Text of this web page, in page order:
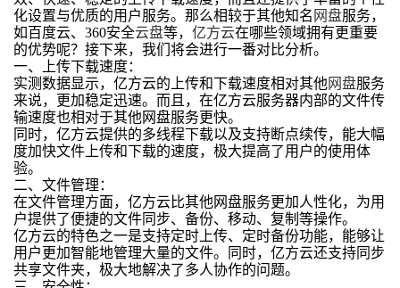
化设置与优质的用户服务。那么相较于其他知名 网盘服务，
如百度云、360安全云盘等， 亿方云在哪些领域拥有更重要
的优势呢？接下来，我们将会进行一番对比分析。
一、上传下载速度：
实测数据显示，亿方云的上传和下载速度相对其他网盘服务
来说，更加稳定迅速。而且，在亿方云服务器内部的文件传
输速度也相对于其他网盘服务更快。
同时，亿方云提供的多线程下载以及支持断点续传，能大幅
度加快文件上传和下载的速度，极大提高了用户的使用体
验。
二、文件管理：
在文件管理方面，亿方云比其他网盘服务更加人性化，为用
户提供了便捷的文件同步、备份、移动、复制等操作。
亿方云的特色之一是支持定时上传、定时备份功能，能够让
用户更加智能地管理大量的文件。同时，亿方云还支持同步
共享文件夹，极大地解决了多人协作的问题。